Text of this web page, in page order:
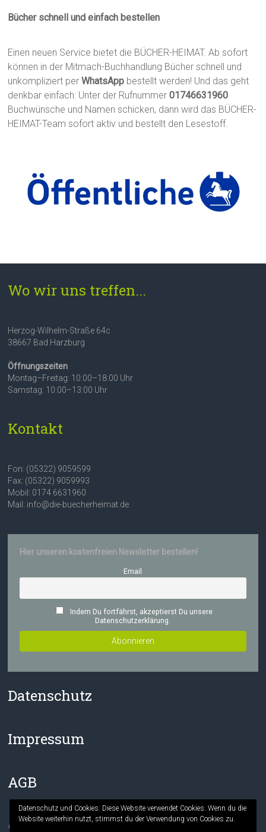
Bücher schnell und einfach bestellen
Einen neuen Service bietet die BÜCHER-HEIMAT. Ab sofort
können in der Mitmach-Buchhandlung Bücher schnell und
unkompliziert perWhatsApp bestellt werden! Und das geht
denkbar einfach: Unter der Rufnummer01746631960
Buchwünsche und Namen schicken, dann wird das BÜCHER-
HEIMAT-Team sofort aktiv und bestellt den Lesestoff.
Wo wir uns treffen...
Herzog-Wilhelm-Straße 64c
38667 Bad Harzburg
Öffnungszeiten
Montag–Freitag: 10:00–18:00 Uhr
Samstag: 10:00–13:00 Uhr
Kontakt
Fon: (05322) 9059599
Fax: (05322) 9059993
Mobil: 0174 6631960
Mail: info@die-buecherheimat.de
Hier unseren kostenfreien Newsletter bestellen!
Email
Indem Du fortfährst, akzeptierst Du unsere
Datenschutzerklärung.
Datenschutz
Impressum
AGB
Facebook
Instagram
Datenschutz und Cookies: Diese Website verwendet Cookies. Wenn du die
Website weiterhin nutzt, stimmst du der Verwendung von Cookies zu.